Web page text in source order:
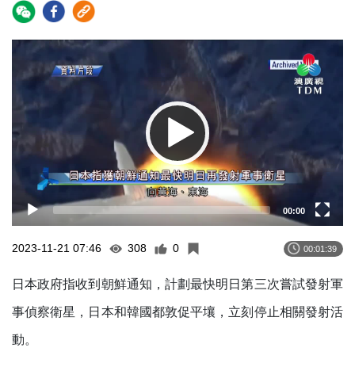
00:00
2023-11-21 07:46 308 0 00:01:39
日本政府指收到朝鮮通知，計劃最快明日第三次嘗試發射軍
事偵察衛星，日本和韓國都敦促平壤，立刻停止相關發射活
動。